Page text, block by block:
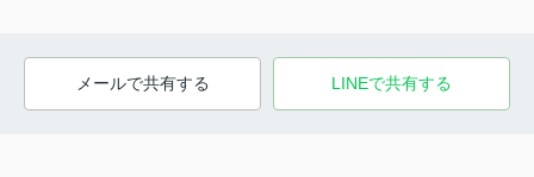
メールで共有する LINEで共有する